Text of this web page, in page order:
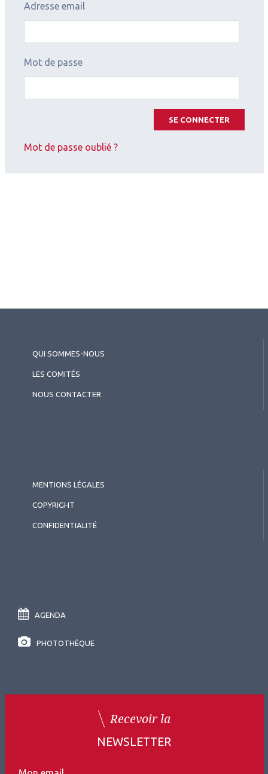
Adresse email
Mot de passe
SE CONNECTER
Mot de passe oublié ?
QUI SOMMES-NOUS
LES COMITÉS
NOUS CONTACTER
MENTIONS LÉGALES
COPYRIGHT
CONFIDENTIALITÉ
AGENDA
PHOTOTHÈQUE
Recevoir la
NEWSLETTER